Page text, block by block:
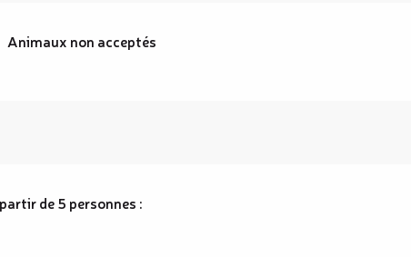
Animaux non acceptés
de 5 personnes :